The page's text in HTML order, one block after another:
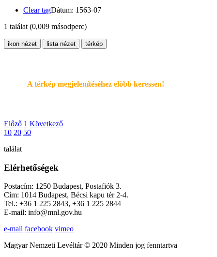
Clear tagDátum: 1563-07
1 találat (0,009 másodperc)
ikon nézet lista nézet térkép
A térkép megjelenítéséhez elöbb keressen!
Előző 1 Következő
10 20 50
találat
Elérhetőségek
Postacím: 1250 Budapest, Postafiók 3.
Cím: 1014 Budapest, Bécsi kapu tér 2-4.
Tel.: +36 1 225 2843, +36 1 225 2844
E-mail: info@mnl.gov.hu
e-mail facebook vimeo
Magyar Nemzeti Levéltár © 2020 Minden jog fenntartva